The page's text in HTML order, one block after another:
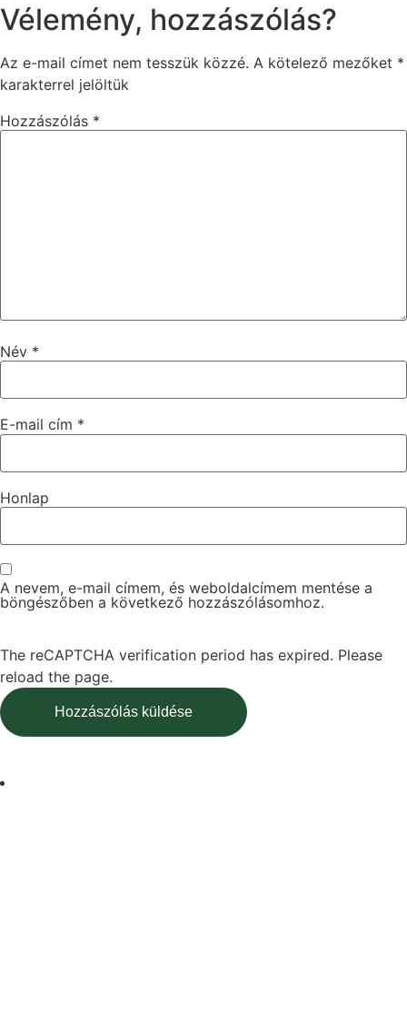
Vélemény, hozzászólás?
Az e-mail címet nem tesszük közzé. A kötelező mezőket *
karakterrel jelöltük
Hozzászólás *
Név *
E-mail cím *
Honlap
A nevem, e-mail címem, és weboldalcímem mentése a
böngészőben a következő hozzászólásomhoz.
The reCAPTCHA verification period has expired. Please
reload the page.